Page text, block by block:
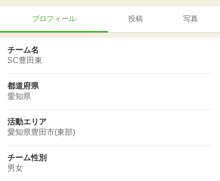
プロフィール 投稿 写真
チーム名
SC豊田東
都道府県
愛知県
活動エリア
愛知県豊田市(東部)
チーム性別
男女